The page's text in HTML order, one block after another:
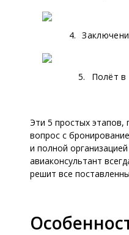
4.
5. Полёт в
Эти 5 простых
вопрос с
и полной
авиаконсультант
решит все